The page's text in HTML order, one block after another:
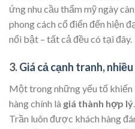
ứng nhu cầu thẩm mỹ ngày
phong cách cổ điển đến hiện
nổi bật – tất cả đều có tại đây.
3.Giá cả cạnh tranh,
Một trong những yếu tố khiến
hàng chính là giá thành hợp lý
Trần luôn được khách hàng